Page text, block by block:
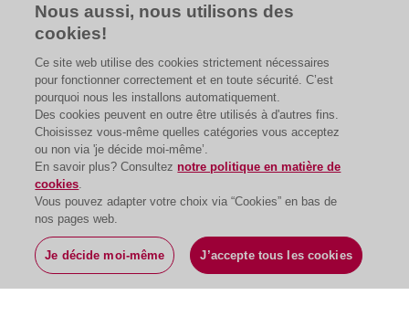
 Faites défiler la page pour acheter
Nous aussi, nous utilisons des
cookies!
Ce site web utilise des cookies strictement nécessaires
pour fonctionner correctement et en toute sécurité. C’est
pourquoi nous les installons automatiquement.
Des cookies peuvent en outre être utilisés à d'autres fins.
Choisissez vous-même quelles catégories vous acceptez
ou non via 'je décide moi-même’.
En savoir plus? Consulteznotre politique en matière de
cookies.
Vous pouvez adapter votre choix via “Cookies” en bas de
nos pages web.
Je décide moi-même J’accepte tous les cookies